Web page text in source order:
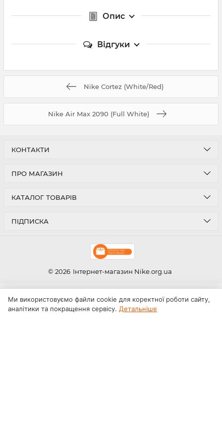
Опис
Відгуки
Nike Cortez (White/Red)
Nike Air Max 2090 (Full White)
КОНТАКТИ
ПРО МАГАЗИН
КАТАЛОГ ТОВАРІВ
ПІДПИСКА
© 2026 Інтернет-магазин Nike.org.ua
Ми використовуємо файли cookie для коректної роботи сайту,
аналітики та покращення сервісу. Детальніше